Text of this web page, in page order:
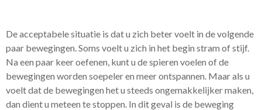
De acceptabele situatie is dat u zich beter voelt in de volgende
paar bewegingen. Soms voelt u zich in het begin stram of stijf.
Na een paar keer oefenen, kunt u de spieren voelen of de
bewegingen worden soepeler en meer ontspannen. Maar als u
voelt dat de bewegingen het u steeds ongemakkelijker maken,
dan dient u meteen te stoppen. In dit geval is de beweging